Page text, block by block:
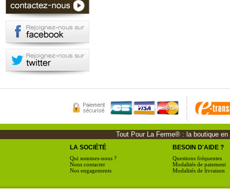
Tout Pour La Ferme® : la boutique
LA SOCIÉTÉ
Qui sommes-nous ?
Nous contacter
Nos engagements
BESOIN D'AIDE ?
Questions fréquentes
Modalités de paiement
Modalités de livraison